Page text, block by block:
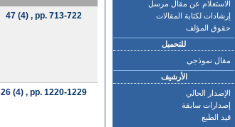
47 (4), pp. 713-722
26 (4), pp. 1220-1229
الاستعلام عن مقال مرسل
إرشادات لكتابة المقالات
حقوق المؤلف
للتحميل
مقال نموذجي
الأرشيف
الإصدار الحالي
إصدارات سابقة
قيد الطبع